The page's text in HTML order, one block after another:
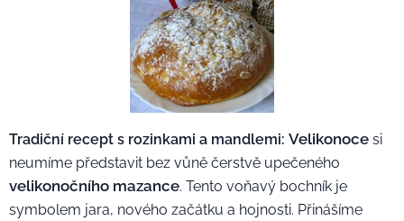
Tradiční recept s rozinkami a mandlemi: Velikonoce si
neumíme představit bez vůně čerstvě upečeného
velikonočního mazance. Tento voňavý bochník je
symbolem jara, nového začátku a hojnosti. Přinášíme